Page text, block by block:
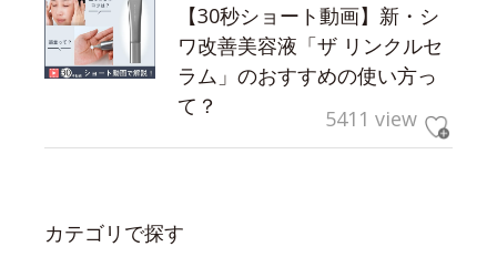
【30秒ショート動画】新・シ
ワ改善美容液「ザ リンクルセ
ラム」のおすすめの使い方っ
て？
5411 view
カテゴリで探す